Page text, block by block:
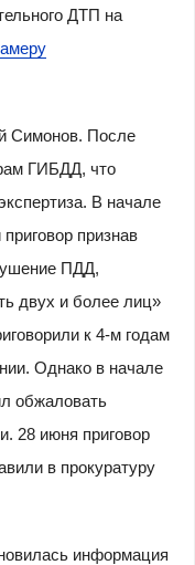
ДТП на
Симонов. После
ГИБДД, что
В начале
признав
ПДД,
двух и более лиц»
к 4-м годам
Однако в начале
обжаловать
28 июня приговор
в прокуратуру
информация